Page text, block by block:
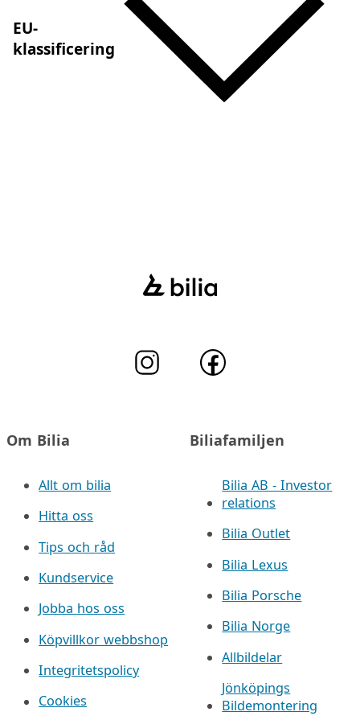
EU-
klassificering
Om Bilia
Allt om bilia
Hitta oss
Tips och råd
Kundservice
Jobba hos oss
Köpvillkor webbshop
Integritetspolicy
Cookies
Biliafamiljen
Bilia AB - Investor
relations
Bilia Outlet
Bilia Lexus
Bilia Porsche
Bilia Norge
Allbildelar
Jönköpings
Bildemontering